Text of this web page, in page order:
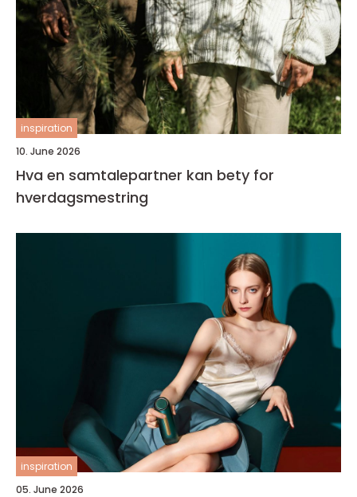
inspiration
10. June 2026
Hva en samtalepartner kan bety for
hverdagsmestring
inspiration
05. June 2026